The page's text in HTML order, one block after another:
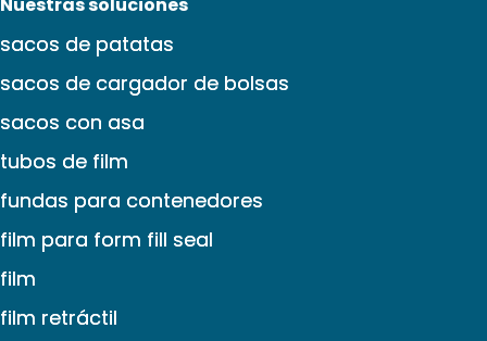
Nuestras soluciones
sacos de patatas
sacos de cargador de bolsas
sacos con asa
tubos de film
fundas para contenedores
film para form fill seal
film
film retráctil